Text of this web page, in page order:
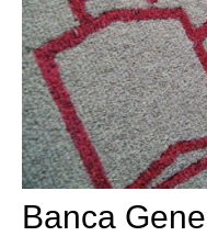
Banca